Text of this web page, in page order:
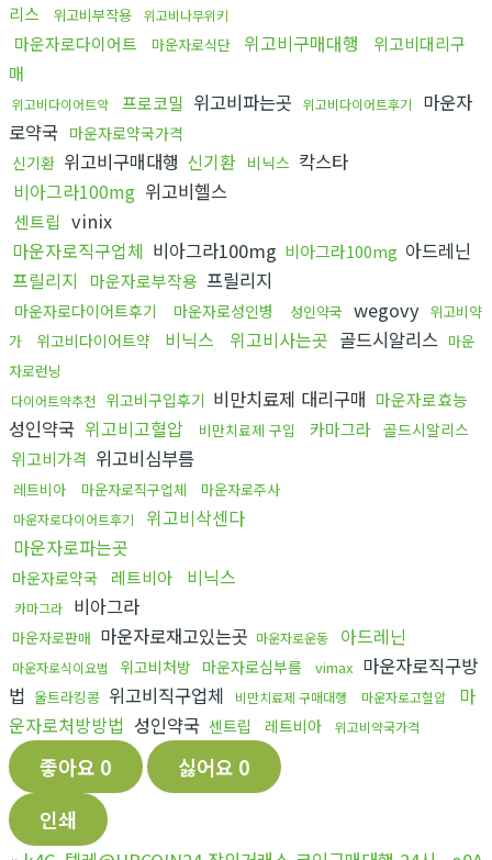
리스
위고비부작용 위고비나무위키
마운자로다이어트 마운자로식단 위고비구매대행
위고비대리구
매
위고비다이어트약 프로코밀 위고비파는곳 위고비다이어트후기
마운자
로약국 마운자로약국가격
신기환 위고비구매대행 신기환 비닉스 칵스타
비아그라100mg 위고비헬스
센트립 vinix
마운자로직구업체 비아그라100mg 비아그라100mg 아드레닌
프릴리지
마운자로부작용 프릴리지
마운자로다이어트후기 마운자로성인병 성인약국 wegovy 위고비약
가
위고비다이어트약 비닉스 위고비사는곳 골드시알리스 마운
자로런닝
다이어트약추천 위고비구입후기 비만치료제 대리구매 마운자로효능
성인약국 위고비고혈압 비만치료제 구입 카마그라 골드시알리스
위고비가격 위고비심부름
레트비아 마운자로직구업체 마운자로주사
마운자로다이어트후기
위고비삭센다
마운자로파는곳
마운자로약국 레트비아 비닉스
카마그라 비아그라
마운자로판매 마운자로재고있는곳 마운자로운동 아드레닌
마운자로식이요법 위고비처방 마운자로심부름 vimax 마운자로직구방
법 울트라킹콩 위고비직구업체 비만치료제 구매대행 마운자로고혈압
마
운자로처방방법 성인약국 센트립 레트비아 위고비약국가격
좋아요 0 싫어요 0
인쇄